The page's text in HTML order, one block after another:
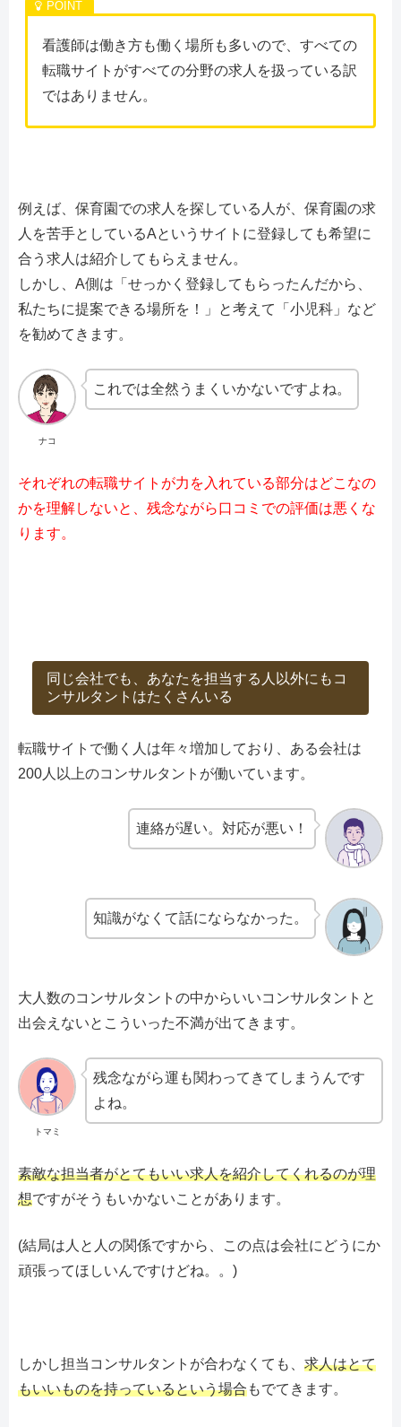
看護師は働き方も働く場所も多いので、すべての
転職サイトがすべての分野の求人を扱っている訳
ではありません。
例えば、保育園での求人を探している人が、保育園の求
人を苦手としているAというサイトに登録しても希望に
合う求人は紹介してもらえません。
しかし、A側は「せっかく登録してもらったんだから、
私たちに提案できる場所を！」と考えて「小児科」など
を勧めてきます。
ナコ
これでは全然うまくいかないですよね。
それぞれの転職サイトが力を入れている部分はどこなの
かを理解しないと、残念ながら口コミでの評価は悪くな
ります。
同じ会社でも、あなたを担当する人以外にもコ
ンサルタントはたくさんいる
転職サイトで働く人は年々増加しており、ある会社は
200人以上のコンサルタントが働いています。
連絡が遅い。対応が悪い！
知識がなくて話にならなかった。
大人数のコンサルタントの中からいいコンサルタントと
出会えないとこういった不満が出てきます。
トマミ
残念ながら運も関わってきてしまうんです
よね。
素敵な担当者がとてもいい求人を紹介してくれるのが理
想ですがそうもいかないことがあります。
(結局は人と人の関係ですから、この点は会社にどうにか
頑張ってほしいんですけどね。。)
しかし担当コンサルタントが合わなくても、 求人はとて
もいいものを持っているという場合もでてきます。